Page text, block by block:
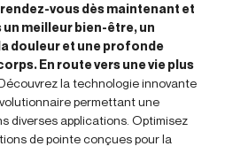
vous dès maintenant et
meilleur bien-être, un
douleur et une profonde
En route vers une vie plus
la technologie innovante
permettant une
diverses applications. Optimisez
de pointe conçues pour la